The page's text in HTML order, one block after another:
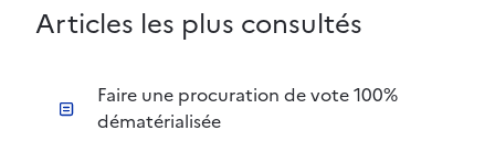
Articles les plus consultés
Faire une procuration de vote 100%
dématérialisée